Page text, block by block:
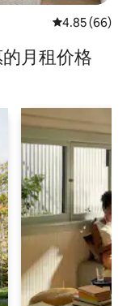
平均评分 4.85
4.85 (66)
月租价格